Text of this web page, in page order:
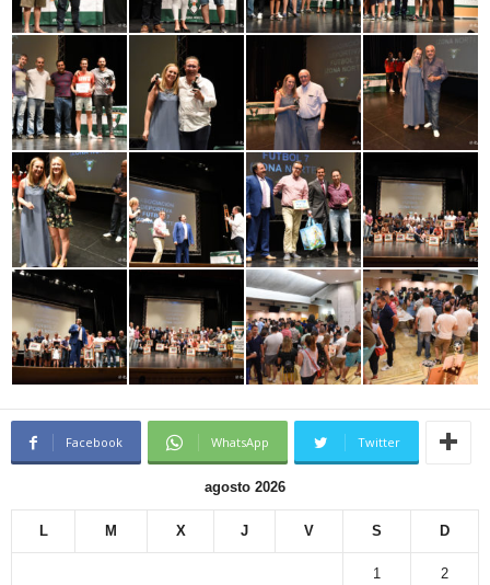
Facebook WhatsApp Twitter
agosto 2026
L M X J V S D
1 2